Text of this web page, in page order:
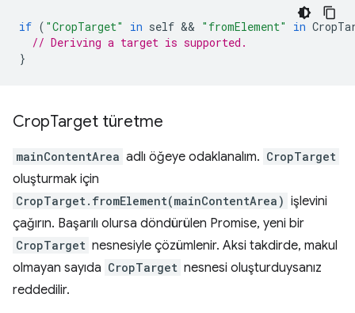
if ( "CropTarget" in self && "fromElement" in
// Deriving a target is supported.
}
CropTarget türetme
mainContentArea adlı öğeye odaklanalım. CropTarget
oluşturmak için
CropTarget.fromElement(mainContentArea) işlevini
çağırın. Başarılı olursa döndürülen Promise, yeni bir
CropTarget nesnesiyle çözümlenir. Aksi takdirde, makul
olmayan sayıda CropTarget nesnesi oluşturduysanız
reddedilir.